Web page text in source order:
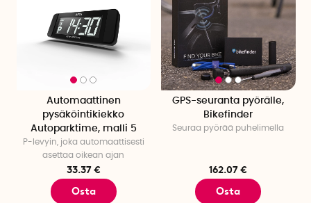
Automaattinen
pysäköintikiekko
Autoparktime, malli 5
P-levyin, joka automaattisesti
asettaa oikean ajan
33.37 €
Osta
GPS-seuranta pyörälle,
Bikefinder
Seuraa pyörää puhelimella
162.07 €
Osta